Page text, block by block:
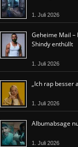
1. Juli 2026
Geheime Mail –
Shindy enthüllt
1. Juli 2026
„Ich rap besser
1. Juli 2026
Albumabsage
1. Juli 2026